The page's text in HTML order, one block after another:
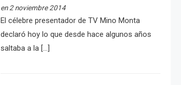
en 2 noviembre 2014
El célebre presentador de TV Mino Monta
declaró hoy lo que desde hace algunos años
saltaba a la […]